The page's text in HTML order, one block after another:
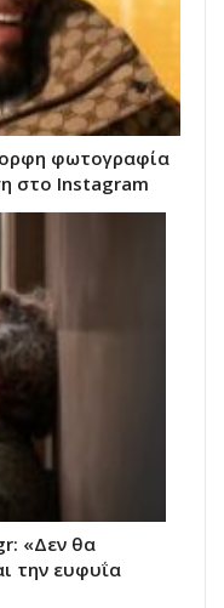
φωτογραφία
στο Instagram
«Δεν θα
την ευφυΐα